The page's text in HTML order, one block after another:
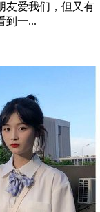
友爱我们，但又有
到一...